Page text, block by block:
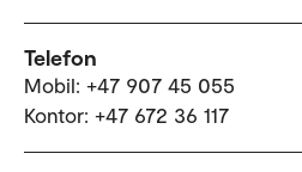
Telefon
Mobil: +47 907 45 055
Kontor: +47 672 36 117